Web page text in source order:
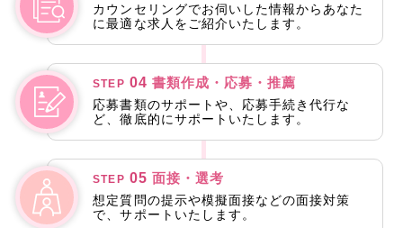
カウンセリングでお伺いした情報からあなた
に最適な求人をご紹介いたします。
STEP 04 書類作成・応募・推薦
応募書類のサポートや、応募手続き代行な
ど、徹底的にサポートいたします。
STEP 05 面接・選考
想定質問の提示や模擬面接などの面接対策
で、サポートいたします。